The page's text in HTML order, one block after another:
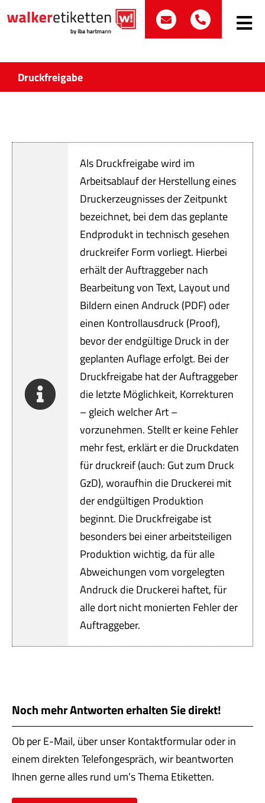
Inhalt
post@walker-
+49Toggle
Jobs
mehr
Druckfreigabe
Als Druckfreigabe wird im
Arbeitsablauf der Herstellung eines
Druckerzeugnisses der Zeitpunkt
bezeichnet, bei dem das geplante
Endprodukt in technisch gesehen
druckreifer Form vorliegt. Hierbei
erhält der Auftraggeber nach
Bearbeitung von Text, Layout und
Bildern einen Andruck (PDF) oder
einen Kontrollausdruck (Proof),
bevor der endgültige Druck in der
geplanten Auflage erfolgt. Bei der
Druckfreigabe hat der Auftraggeber
die letzte Möglichkeit, Korrekturen
– gleich welcher Art –
vorzunehmen. Stellt er keine Fehler
mehr fest, erklärt er die Druckdaten
für druckreif (auch: Gut zum Druck
GzD), woraufhin die Druckerei mit
der endgültigen Produktion
beginnt. Die Druckfreigabe ist
besonders bei einer arbeitsteiligen
Produktion wichtig, da für alle
Abweichungen vom vorgelegten
Andruck die Druckerei haftet, für
alle dort nicht monierten Fehler der
Auftraggeber.
Noch mehr Antworten erhalten Sie direkt!
Ob per E-Mail, über unser Kontaktformular oder in
einem direkten Telefongespräch, wir beantworten
Ihnen gerne alles rund um’s Thema Etiketten.